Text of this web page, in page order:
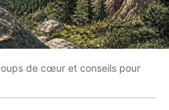
de cœur et conseils pour